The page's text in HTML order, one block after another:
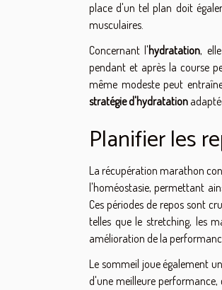
place d'un tel plan doit
musculaires.
Concernant l'hydratation,
pendant et après la course
même modeste peut
stratégie d'hydratation
Planifier les
La récupération marathon
l'homéostasie, permettant
Ces périodes de repos sont
telles que le stretching, les
amélioration de la
Le sommeil joue également
d'une meilleure performance,